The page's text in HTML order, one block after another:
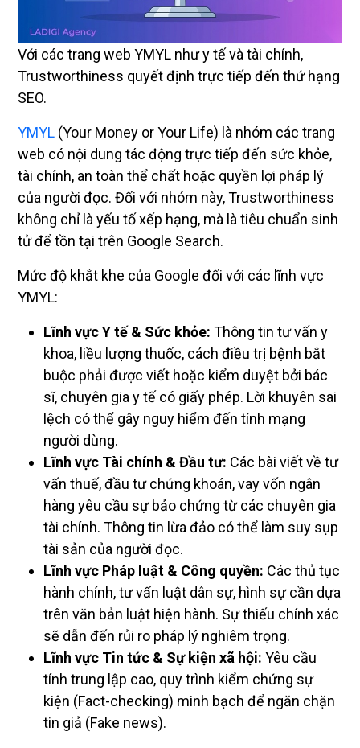
Với các trang web YMYL như y tế và tài chính,
Trustworthiness quyết định trực tiếp đến thứ hạng
SEO.
YMYL (Your Money or Your Life) là nhóm các trang
web có nội dung tác động trực tiếp đến sức khỏe,
tài chính, an toàn thể chất hoặc quyền lợi pháp lý
của người đọc. Đối với nhóm này, Trustworthiness
không chỉ là yếu tố xếp hạng, mà là tiêu chuẩn sinh
tử để tồn tại trên Google Search.
Mức độ khắt khe của Google đối với các lĩnh vực
YMYL:
Lĩnh vực Y tế & Sức khỏe: Thông tin tư vấn y
khoa, liều lượng thuốc, cách điều trị bệnh bắt
buộc phải được viết hoặc kiểm duyệt bởi bác
sĩ, chuyên gia y tế có giấy phép. Lời khuyên sai
lệch có thể gây nguy hiểm đến tính mạng
người dùng.
Lĩnh vực Tài chính & Đầu tư: Các bài viết về tư
vấn thuế, đầu tư chứng khoán, vay vốn ngân
hàng yêu cầu sự bảo chứng từ các chuyên gia
tài chính. Thông tin lừa đảo có thể làm suy sụp
tài sản của người đọc.
Lĩnh vực Pháp luật & Công quyền: Các thủ tục
hành chính, tư vấn luật dân sự, hình sự cần dựa
trên văn bản luật hiện hành. Sự thiếu chính xác
sẽ dẫn đến rủi ro pháp lý nghiêm trọng.
Lĩnh vực Tin tức & Sự kiện xã hội: Yêu cầu
tính trung lập cao, quy trình kiểm chứng sự
kiện (Fact-checking) minh bạch để ngăn chặn
tin giả (Fake news).